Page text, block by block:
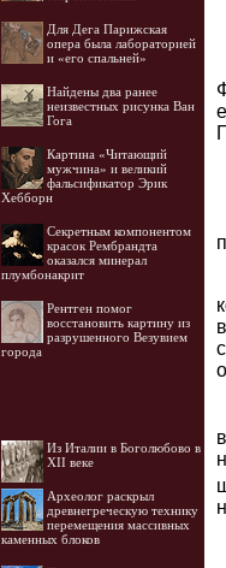
Для Дега Парижская
опера была лабораторией
и «его спальней»
Найдены два ранее
неизвестных рисунка Ван
Гога
Картина «Читающий
мужчина» и великий
фальсификатор Эрик
Хебборн
Секретным компонентом
красок Рембрандта
оказался минерал
плумбонакрит
Рентген помог
восстановить картину из
разрушенного Везувием
города
Из Италии в Боголюбово в
XII веке
Археолог раскрыл
древнегреческую технику
перемещения массивных
каменных блоков